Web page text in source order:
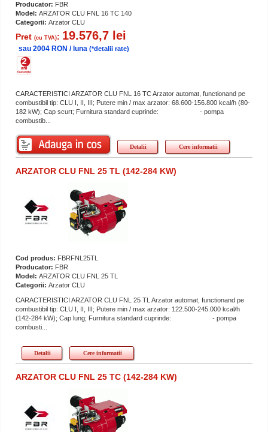
Producator: FBR
Model: ARZATOR CLU FNL 16 TC 140
Categorii: Arzator CLU
Pret (cu TVA): 19.576,7 lei
sau 2004 RON / luna (*detalii rate)
CARACTERISTICI ARZATOR CLU FNL 16 TC Arzator automat, functionand pe
combustibil tip: CLU I, II, III; Putere min / max arzator: 68.600-156.800 kcal/h (80-
182 kW); Cap scurt; Furnitura standard cuprinde: - pompa
combustib...
Detalii Cere informatii
ARZATOR CLU FNL 25 TL (142-284 KW)
Cod produs: FBRFNL25TL
Producator: FBR
Model: ARZATOR CLU FNL 25 TL
Categorii: Arzator CLU
CARACTERISTICI ARZATOR CLU FNL 25 TL Arzator automat, functionand pe
combustibil tip: CLU I, II, III; Putere min / max arzator: 122.500-245.000 kcal/h
(142-284 kW); Cap lung; Furnitura standard cuprinde: - pompa
combusti...
Detalii Cere informatii
ARZATOR CLU FNL 25 TC (142-284 KW)